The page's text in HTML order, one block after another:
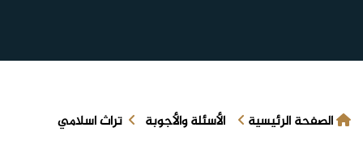
الصفحة الرئيسية الأسئلة والأجوبة تراث اسلامي